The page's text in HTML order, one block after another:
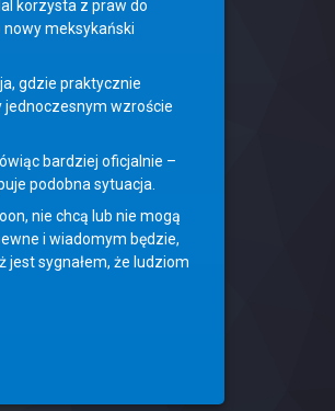
korzysta z praw do
nowy meksykański
gdzie praktycznie
jednoczesnym wzroście
bardziej oficjalnie –
podobna sytuacja.
nie chcą lub nie mogą
i wiadomym będzie,
jest sygnałem, że ludziom